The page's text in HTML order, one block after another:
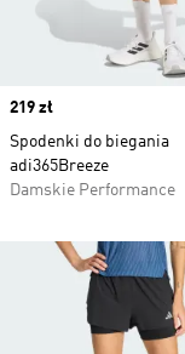
Price
219 zł
Spodenki do biegania
adi365Breeze
Damskie Performance